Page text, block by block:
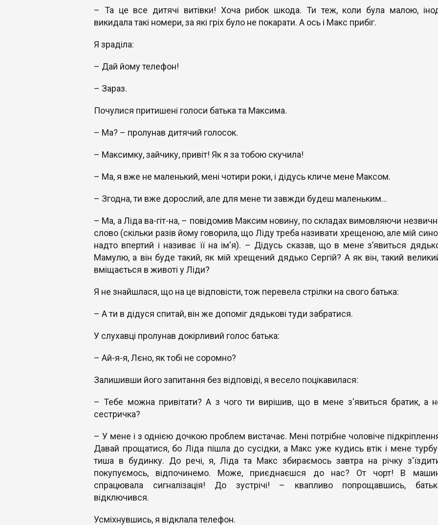
– Та це все дитячі витівки! Хоча рибок шкода. Ти теж, коли була малою,
викидала такі номери, за які гріх було не покарати. А ось і Макс прибіг.
Я зраділа:
– Дай йому телефон!
– Зараз.
Почулися притишені голоси батька та Максима.
– Ма? – пролунав дитячий голосок.
– Максимку, зайчику, привіт! Як я за тобою скучила!
– Ма, я вже не маленький, мені чотири роки, і дідусь кличе мене Максом.
– Згодна, ти вже дорослий, але для мене ти завжди будеш маленьким…
– Ма, а Ліда ва-гіт-на, – повідомив Максим новину, по складах вимовляючи
слово (скільки разів йому говорила, що Ліду треба називати хрещеною, але мій
надто впертий і називає її на ім'я). – Дідусь сказав, що в мене з’явиться
Мамулю, а він буде такий, як мій хрещений дядько Сергій? А як він, такий
вміщається в животі у Ліди?
Я не знайшлася, що на це відповісти, тож перевела стрілки на свого батька:
– А ти в дідуся спитай, він же допоміг дядькові туди забратися.
У слухавці пролунав докірливий голос батька:
– Ай-я-я, Лєно, як тобі не соромно?
Залишивши його запитання без відповіді, я весело поцікавилася:
– Тебе можна привітати? А з чого ти вирішив, що в мене з'явиться братик, а
сестричка?
– У мене і з однією дочкою проблем вистачає. Мені потрібне чоловіче
Давай прощатися, бо Ліда пішла до сусідки, а Макс уже кудись втік і мене
тиша в будинку. До речі, я, Ліда та Макс збираємось завтра на річку
покупуємось, відпочинемо. Може, приєднаєшся до нас? От чорт! В
спрацювала сигналізація! До зустрічі! – квапливо попрощавшись,
відключився.
Усміхнувшись, я відклала телефон.